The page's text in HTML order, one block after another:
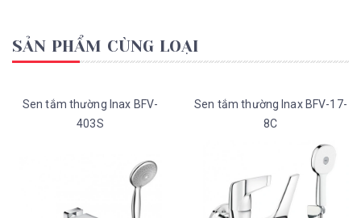
SẢN PHẨM CÙNG LOẠI
Sen tắm thường Inax BFV-
403S
Sen tắm thường Inax BFV-17-
8C